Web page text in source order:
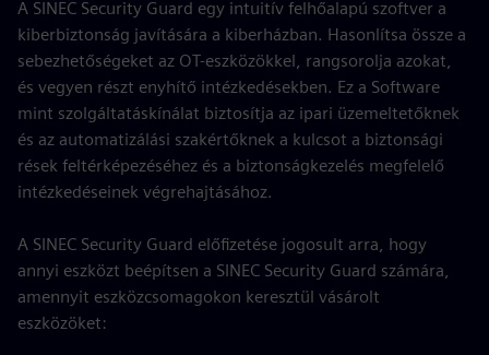
A SINEC Security Guard egy intuitív felhőalapú szoftver a
kiberbiztonság javítására a kiberházban. Hasonlítsa össze a
sebezhetőségeket az OT-eszközökkel, rangsorolja azokat,
és vegyen részt enyhítő intézkedésekben. Ez a Software
mint szolgáltatáskínálat biztosítja az ipari üzemeltetőknek
és az automatizálási szakértőknek a kulcsot a biztonsági
rések feltérképezéséhez és a biztonságkezelés megfelelő
intézkedéseinek végrehajtásához.
A SINEC Security Guard előfizetése jogosult arra, hogy
annyi eszközt beépítsen a SINEC Security Guard számára,
amennyit eszközcsomagokon keresztül vásárolt
eszközöket: